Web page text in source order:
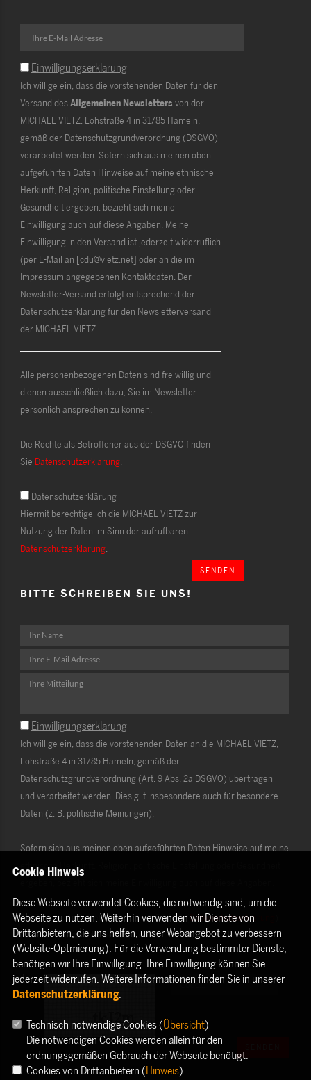
Einwilligungserklärung
Ich willige ein, dass die vorstehenden Daten für den
Versand desAllgemeinen Newsletters von der
MICHAEL VIETZ, Lohstraße 4 in 31785 Hameln,
gemäß der Datenschutzgrundverordnung (DSGVO)
verarbeitet werden. Sofern sich aus meinen oben
aufgeführten Daten Hinweise auf meine ethnische
Herkunft, Religion, politische Einstellung oder
Gesundheit ergeben, bezieht sich meine
Einwilligung auch auf diese Angaben. Meine
Einwilligung in den Versand ist jederzeit widerruflich
(per E-Mail an [cdu@vietz.net] oder an die im
Impressum angegebenen Kontaktdaten. Der
Newsletter-Versand erfolgt entsprechend der
Datenschutzerklärung für den Newsletterversand
der MICHAEL VIETZ.
Alle personenbezogenen Daten sind freiwillig und
dienen ausschließlich dazu, Sie im Newsletter
persönlich ansprechen zu können.
Die Rechte als Betroffener aus der DSGVO finden
Sie Datenschutzerklärung.
Datenschutzerklärung
Hiermit berechtige ich die MICHAEL VIETZ zur
Nutzung der Daten im Sinn der aufrufbaren
Datenschutzerklärung.
SENDEN
BITTE SCHREIBEN SIE UNS!
Einwilligungserklärung
Ich willige ein, dass die vorstehenden Daten an die MICHAEL VIETZ,
Lohstraße 4 in 31785 Hameln, gemäß der
Datenschutzgrundverordnung (Art. 9 Abs. 2a DSGVO) übertragen
und verarbeitet werden. Dies gilt insbesondere auch für besondere
Daten (z. B. politische Meinungen).
Sofern sich aus meinen oben aufgeführten Daten Hinweise auf meine
ethnische Herkunft, Religion, politische Einstellung oder Gesundheit
Die Rechte als Betroffener aus der DSGVO ( Datenschutzerklärung
habe ich gelesen und verstanden.
Cookie Hinweis
Diese Webseite verwendet Cookies, die notwendig sind, um die
Webseite zu nutzen. Weiterhin verwenden wir Dienste von
Drittanbietern, die uns helfen, unser Webangebot zu verbessern
(Website-Optmierung). Für die Verwendung bestimmter Dienste,
benötigen wir Ihre Einwilligung. Ihre Einwilligung können Sie
jederzeit widerrufen. Weitere Informationen finden Sie in unserer
Datenschutzerklärung.
Technisch notwendige Cookies (Übersicht)
Die notwendigen Cookies werden allein für den
ordnungsgemäßen Gebrauch der Webseite benötigt.
Cookies von Drittanbietern (Hinweis)